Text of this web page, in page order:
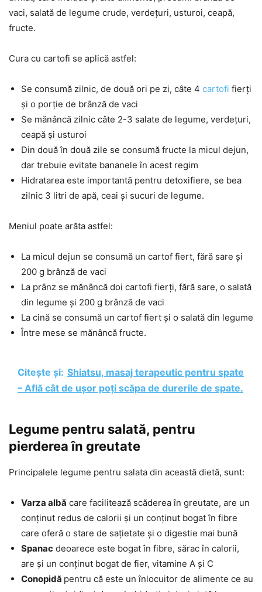
vaci, salată de legume crude, verdețuri, usturoi, ceapă,
fructe.
Cura cu cartofi se aplică astfel:
Se consumă zilnic, de două ori pe zi, câte 4 cartofi fierți
și o porție de brânză de vaci
Se mănâncă zilnic câte 2-3 salate de legume, verdețuri,
ceapă și usturoi
Din două în două zile se consumă fructe la micul dejun,
dar trebuie evitate bananele în acest regim
Hidratarea este importantă pentru detoxifiere, se bea
zilnic 3 litri de apă, ceai și sucuri de legume.
Meniul poate arăta astfel:
La micul dejun se consumă un cartof fiert, fără sare și
200 g brânză de vaci
La prânz se mănâncă doi cartofi fierți, fără sare, o salată
din legume și 200 g brânză de vaci
La cină se consumă un cartof fiert și o salată din legume
Între mese se mănâncă fructe.
Citește și: Shiatsu, masaj terapeutic pentru spate
– Află cât de ușor poți scăpa de durerile de spate.
Legume pentru salată, pentru
pierderea în greutate
Principalele legume pentru salata din această dietă, sunt:
Varza albă care facilitează scăderea în greutate, are un
conținut redus de calorii și un conținut bogat în fibre
care oferă o stare de sațietate și o digestie mai bună
Spanac deoarece este bogat în fibre, sărac în calorii,
are și un conținut bogat de fier, vitamine A și C
Conopidă pentru că este un înlocuitor de alimente ce au